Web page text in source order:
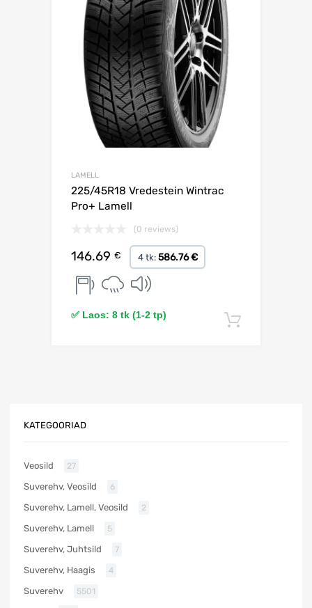
LAMELL
225/45R18 Vredestein Wintrac
Pro+ Lamell
(0 reviews)
146.69 € 4 tk: 586.76 €
✅ Laos: 8 tk (1-2 tp)
KATEGOORIAD
Veosild 27
Suverehv, Veosild 6
Suverehv, Lamell, Veosild 2
Suverehv, Lamell 5
Suverehv, Juhtsild 7
Suverehv, Haagis 4
Suverehv 5501